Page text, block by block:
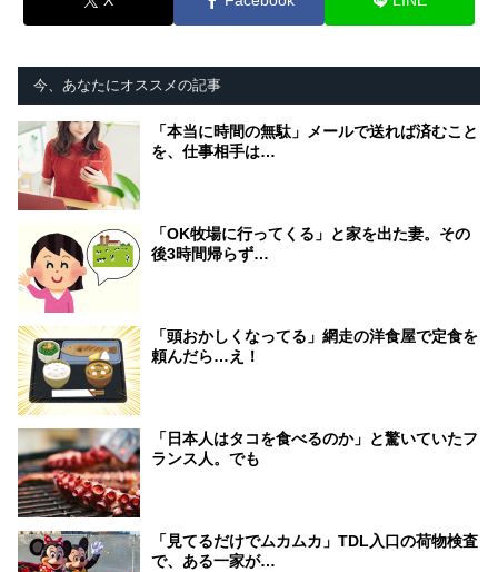
今、あなたにオススメの記事
「本当に時間の無駄」メールで送れば済むこと
を、仕事相手は…
「OK牧場に行ってくる」と家を出た妻。その
後3時間帰らず…
「頭おかしくなってる」網走の洋食屋で定食を
頼んだら…え！
「日本人はタコを食べるのか」と驚いていたフ
ランス人。でも
「見てるだけでムカムカ」TDL入口の荷物検査
で、ある一家が…